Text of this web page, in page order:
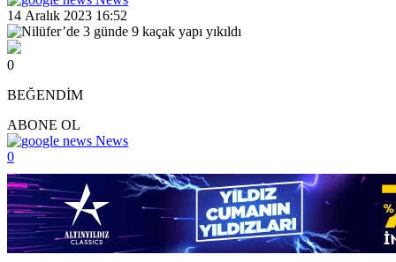
14 Aralık 2023 16:52
0
BEĞENDİM
ABONE OL
News
0